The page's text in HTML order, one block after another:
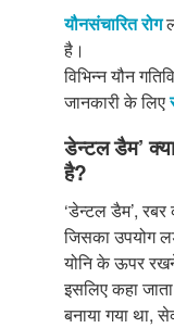
यौनसंचारित रोग
है।
विभिन्न यौन
जानकारी के लिए
डेन्टल डैम’
है?
‘डेन्टल डैम’, रबर
जिसका उपयोग
योनि के ऊपर
इसलिए कहा
बनाया गया था,